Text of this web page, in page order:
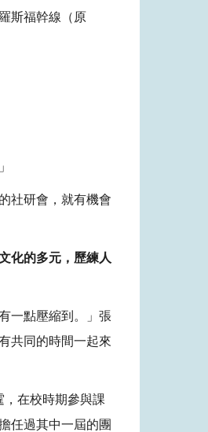
斯福幹線（原
社研會，就有機會
化的多元，歷練人
一點壓縮到。」張
共同的時間一起來
在校時期參與課
任過其中一屆的團